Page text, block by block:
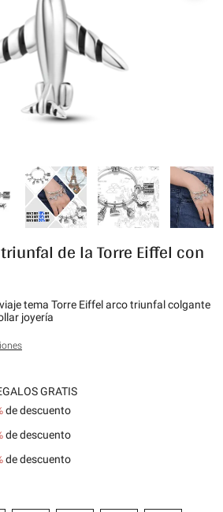
de la Torre Eiffel con
tema Torre Eiffel arco triunfal colgante
joyería
GRATIS
de descuento
de descuento
de descuento